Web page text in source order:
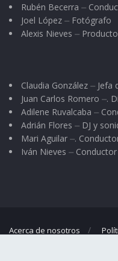
Rubén Becerra ⏤
Joel López ⏤ Fotógrafo
Alexis Nieves ⏤
Claudia González ⏤ Jefa
Juan Carlos Romero ⏤.
Adilene Ruvalcaba ⏤
Adrián Flores ⏤ DJ y
Mari Aguilar ⏤.
Iván Nieves ⏤ Conductor
Acerca de nosotros